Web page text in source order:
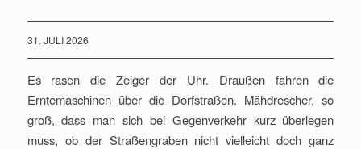
31. JULI 2026
Es rasen die Zeiger der Uhr. Draußen fahren die
Erntemaschinen über die Dorfstraßen. Mähdrescher, so
groß, dass man sich bei Gegenverkehr kurz überlegen
muss, ob der Straßengraben nicht vielleicht doch ganz